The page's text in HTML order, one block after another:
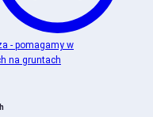
- pomagamy w
na gruntach